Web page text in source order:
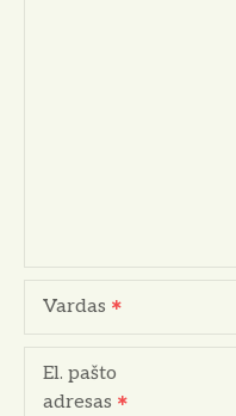
Vardas
El. pašto
adresas